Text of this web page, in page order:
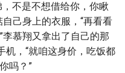
不是不想借给你，你瞅
己身上的衣服，“再看看
慕翔又拿出了自己的那
机，“就咱这身价，吃饭都
吗？”